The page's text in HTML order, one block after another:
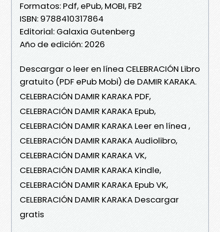
Formatos: Pdf, ePub, MOBI, FB2
ISBN: 9788410317864
Editorial: Galaxia Gutenberg
Año de edición: 2026
Descargar o leer en línea CELEBRACIÓN Libro
gratuito (PDF ePub Mobi) de DAMIR KARAKA.
CELEBRACIÓN DAMIR KARAKA PDF,
CELEBRACIÓN DAMIR KARAKA Epub,
CELEBRACIÓN DAMIR KARAKA Leer en línea ,
CELEBRACIÓN DAMIR KARAKA Audiolibro,
CELEBRACIÓN DAMIR KARAKA VK,
CELEBRACIÓN DAMIR KARAKA Kindle,
CELEBRACIÓN DAMIR KARAKA Epub VK,
CELEBRACIÓN DAMIR KARAKA Descargar
gratis